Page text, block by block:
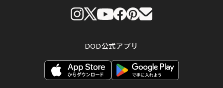
DOD公式アプリ